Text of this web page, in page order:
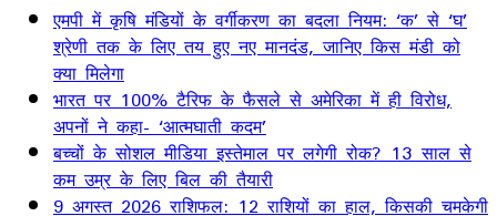
एमपी में कृषि मंडियों के वर्गीकरण का बदला नियम: ‘क’ से ‘घ’
श्रेणी तक के लिए तय हुए नए मानदंड, जानिए किस मंडी को
क्या मिलेगा
भारत पर 100% टैरिफ के फैसले से अमेरिका में ही विरोध,
अपनों ने कहा- ‘आत्मघाती कदम’
बच्चों के सोशल मीडिया इस्तेमाल पर लगेगी रोक? 13 साल से
कम उम्र के लिए बिल की तैयारी
9 अगस्त 2026 राशिफल: 12 राशियों का हाल, किसकी चमकेगी